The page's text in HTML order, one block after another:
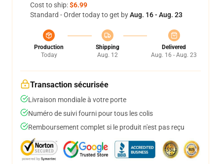
Cost to ship:$6.99
Standard - Order today to get byAug. 16 - Aug. 23
Production
Today
Shipping
Aug. 12
Delivered
Aug. 16 - Aug. 23
Transaction sécurisée
Livraison mondiale à votre porte
Numéro de suivi fourni pour tous les colis
Remboursement complet si le produit n'est pas reçu